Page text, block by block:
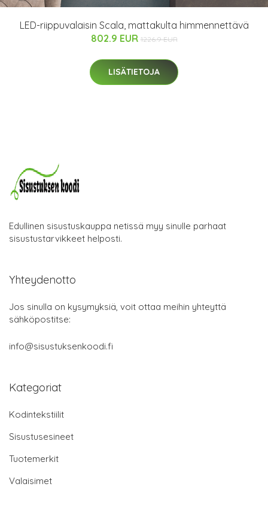
LED-riippuvalaisin Scala, mattakulta himmennettävä
802.9 EUR 1226.9 EUR
LISÄTIETOJA
Edullinen sisustuskauppa netissä myy sinulle parhaat
sisustustarvikkeet helposti.
Yhteydenotto
Jos sinulla on kysymyksiä, voit ottaa meihin yhteyttä
sähköpostitse:
info@sisustuksenkoodi.fi
Kategoriat
Kodintekstiilit
Sisustusesineet
Tuotemerkit
Valaisimet